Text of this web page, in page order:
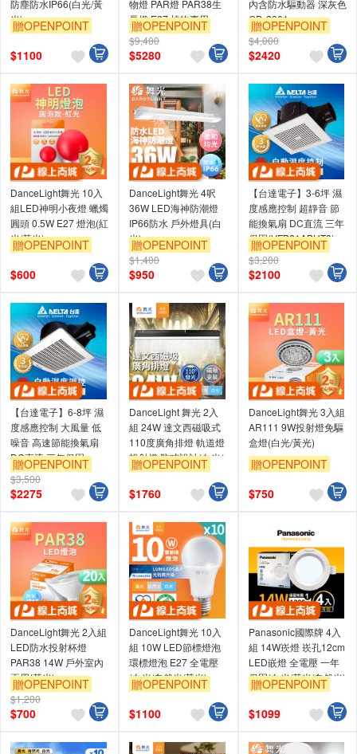
防塵防水IP66(白光/黃
光)
贈OPENPOINT
訂單滿999享9折
$1100
物燈 PAR燈 PAR38生
長燈 E27 植物專用
贈OPENPOINT
訂單滿999享9折
$9,400
$5280
內含防水驅動器 深灰色
OD-2301
贈OPENPOINT
訂單滿999享9折
$4,000
$2420
DanceLight舞光 10入
組LED神明小夜燈 蠟燭
圓頭 0.5W E27 燈泡(紅
光/黃光)
贈OPENPOINT
訂單滿999享9折
$600
DanceLight舞光 4呎
36W LED海神防潮燈
IP66防水 戶外燈具(白
光)
贈OPENPOINT
訂單滿999享9折
$1,400
$950
【台達電子】3-6坪 濕
度感應控制 超靜音 節
能換氣扇 DC直流 三年
保固(VFB21ABHT3)
贈OPENPOINT
訂單滿999享9折
$3,200
$2100
【台達電子】6-8坪 濕
度感應控制 大風量 低
噪音 高速節能換氣扇
DC直流 三年保固
(VFB25AEHT)
贈OPENPOINT
訂單滿999享9折
$3,500
$2275
DanceLight 舞光 2入
組 24W 達文西磁吸式
110度廣角排燈 軌道燈
投射燈 防眩設計(白光/
自然光/黃光)
贈OPENPOINT
訂單滿999享9折
$1760
DanceLight舞光 3入組
AR111 9W投射燈免驅
盒燈(白光/黃光)
贈OPENPOINT
訂單滿999享9折
$750
DanceLight舞光 2入組
LED防水投射杯燈
PAR38 14W 戶外室內
兩用(黃光)
贈OPENPOINT
訂單滿999享9折
$1,200
$700
DanceLight舞光 10入
組 10W LED節標燈泡
環標燈泡 E27 全電壓
(白光/自然光/黃光)
贈OPENPOINT
訂單滿999享9折
$1100
Panasonic國際牌 4入
組 14W崁燈 崁孔12cm
LED嵌燈 全電壓 一年
保固(白光/黃光/自然光)
贈OPENPOINT
訂單滿999享9折
$1099